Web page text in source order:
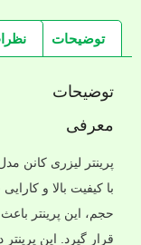
توضیحات
توضیحات
معرفی
با کیفیت بالا و
حجم، این پرینتر